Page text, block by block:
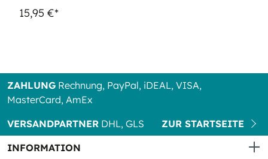
15,95 €*
ZAHLUNG Rechnung, PayPal, iDEAL, VISA,
MasterCard, AmEx
VERSANDPARTNER DHL, GLS
ZUR STARTSEITE
INFORMATION